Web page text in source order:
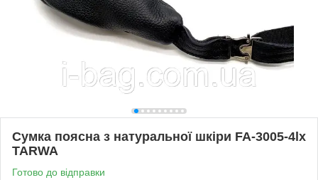
Сумка поясна з натуральної шкіри FA-3005-4lx
TARWA
Готово до відправки